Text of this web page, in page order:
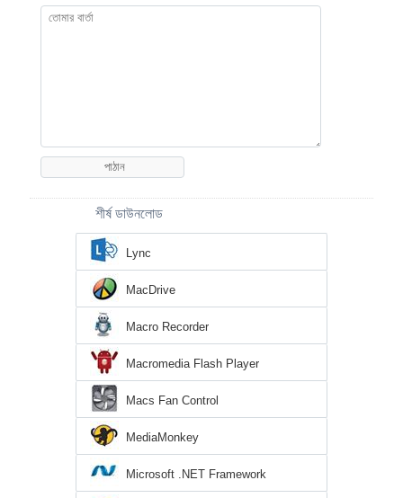
শীর্ষ ডাউনলোড
Lync
MacDrive
Macro Recorder
Macromedia Flash Player
Macs Fan Control
MediaMonkey
Microsoft .NET Framework